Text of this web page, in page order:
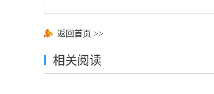
返回首页 >>
相关阅读